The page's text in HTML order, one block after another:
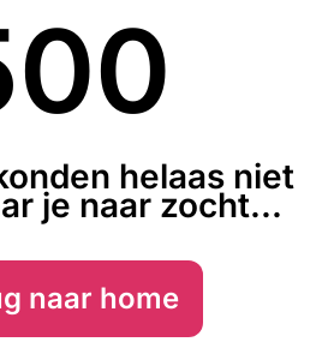
500
helaas niet
je naar zocht...
naar home